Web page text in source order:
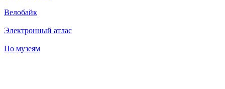
Велобайк
Электронный атлас
По музеям